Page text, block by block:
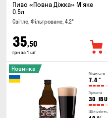
Пиво «Повна Діжка» М'яке
0.5л
Світле, Фільтроване, 4.2°
35,50
грн за 1 шт
Міцність
7.4°
Гіркота
30 IBU
Щільність
Новинка